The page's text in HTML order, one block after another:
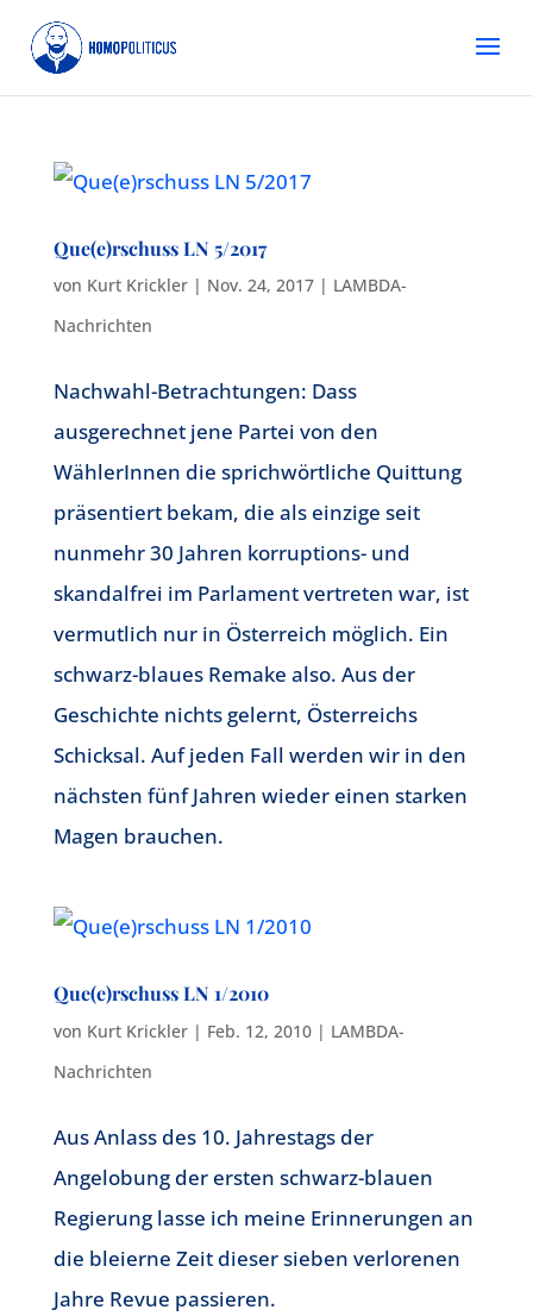
Que(e)rschuss LN 5/2017
von Kurt Krickler| Nov. 24, 2017| LAMBDA-
Nachrichten
Nachwahl-Betrachtungen: Dass
ausgerechnet jene Partei von den
WählerInnen die sprichwörtliche Quittung
präsentiert bekam, die als einzige seit
nunmehr 30 Jahren korruptions- und
skandalfrei im Parlament vertreten war, ist
vermutlich nur in Österreich möglich. Ein
schwarz-blaues Remake also. Aus der
Geschichte nichts gelernt, Österreichs
Schicksal. Auf jeden Fall werden wir in den
nächsten fünf Jahren wieder einen starken
Magen brauchen.
Que(e)rschuss LN 1/2010
von Kurt Krickler| Feb. 12, 2010| LAMBDA-
Nachrichten
Aus Anlass des 10. Jahrestags der
Angelobung der ersten schwarz-blauen
Regierung lasse ich meine Erinnerungen an
die bleierne Zeit dieser sieben verlorenen
Jahre Revue passieren.